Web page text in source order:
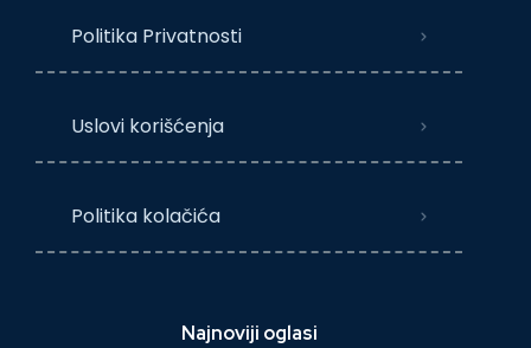
Politika Privatnosti
Uslovi korišćenja
Politika kolačića
Najnoviji oglasi